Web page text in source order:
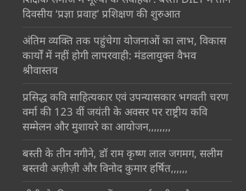
दिवसीय ‘प्रज्ञा प्रवाह’ प्रशिक्षण की शुरुआत
अंतिम व्यक्ति तक पहुंचेगा योजनाओं का लाभ, विकास
कार्यों में नहीं होगी लापरवाही: मंडलायुक्त वैभव
श्रीवास्तव
प्रसिद्ध कवि साहित्यकार एवं उपन्यासकार भगवती चरण
वर्मा की 123 वीं जयंती के अवसर पर राष्ट्रीय कवि
सम्मेलन और मुशायरे का आयोजन,,,,,,,,
बस्ती के तीन नगीने, डॉ राम कृष्ण लाल जगमग, सलीम
बस्तवी अज़ीज़ी और विनोद कुमार हर्षित,,,,,,